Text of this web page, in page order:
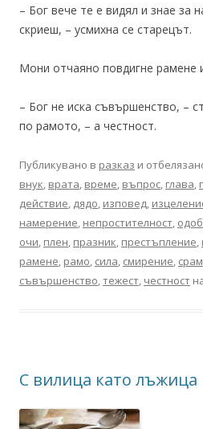
– Бог вече те е видял и знае за
скриеш, – усмихна се старецът.
Мони отчаяно повдигне рамене
– Бог не иска съвършенство, –
по рамото, – а честност.
Публикувано в разказ и
внук, врата, време, въпрос, глава,
действие, дядо, изповед,
намерение, непростителност,
очи, плен, празник, престъпление,
рамене, рамо, сила, смирение, срам
съвършенство,тежест, честност
С вилица като лъжица